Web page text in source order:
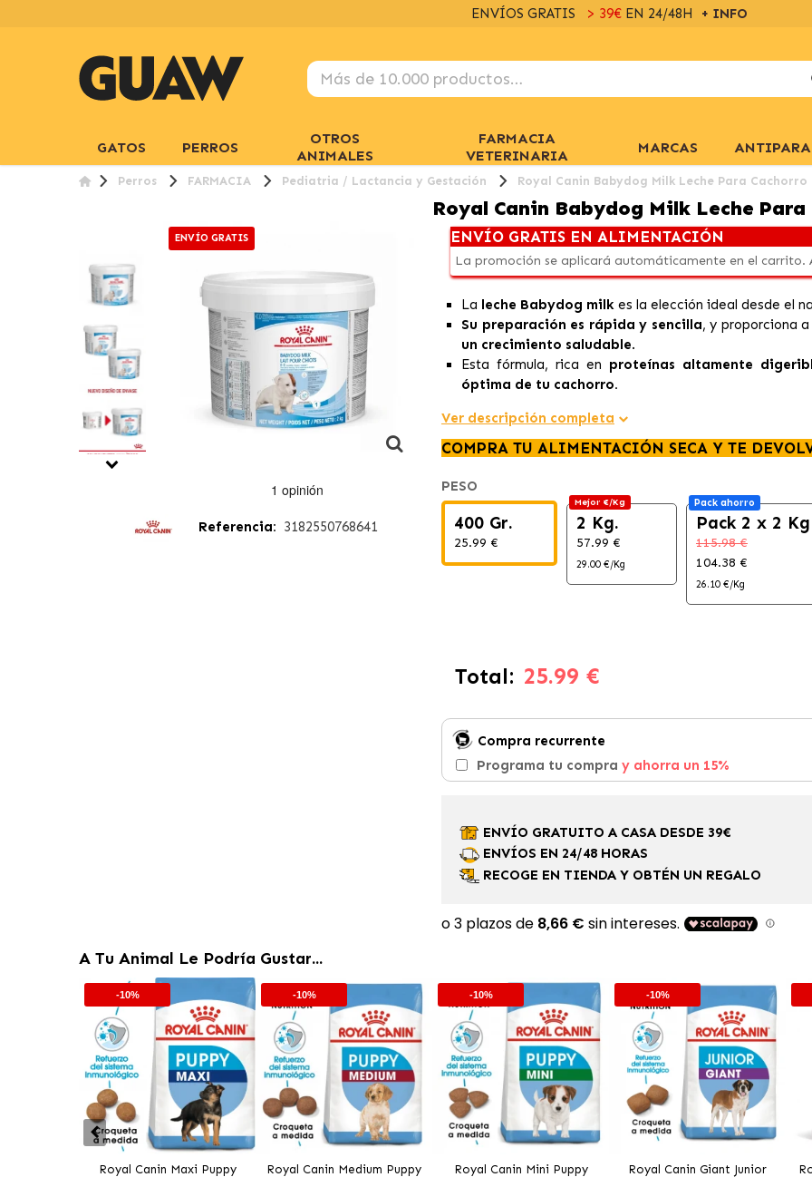
ENVÍOS GRATIS > 39€EN 24/48H + INFO
GATOS PERROS
OTROS
ANIMALES
FARMACIA
VETERINARIA
MARCAS
Perros FARMACIA Pediatria / Lactancia y Gestación Royal Canin Babydog Milk Leche Para Cachorro
Royal Canin Babydog Milk Leche Para
ENVÍO GRATIS
Referencia: 3182550768641
ENVÍO GRATIS EN ALIMENTACIÓN
La promoción se aplicará automáticamente en el carrito.
La leche Babydog milk es la elección ideal desde el
Su preparación es rápida y sencilla, y proporciona
un crecimiento saludable.
Esta fórmula, rica en proteínas altamente
óptima de tu cachorro.
Ver descripción completa
COMPRA TU ALIMENTACIÓN SECA Y TE
PESO
400 Gr.
25.99 €
Mejor €/Kg
2 Kg.
57.99 €
29.00 €/Kg
Pack ahorro
Pack 2 x 2 Kg
115.98 €
104.38 €
26.10 €/Kg
Total: 25.99 €
Compra recurrente
Programa tu compra y ahorra un 15%
ENVÍO GRATUITO A CASA DESDE 39€
ENVÍOS EN 24/48 HORAS
RECOGE EN TIENDA Y OBTÉN UN REGALO
A Tu Animal Le Podría Gustar...
-10%
Royal Canin Maxi Puppy
-10%
Royal Canin Medium Puppy
-10%
Royal Canin Mini Puppy
-10%
Royal Canin Giant Junior